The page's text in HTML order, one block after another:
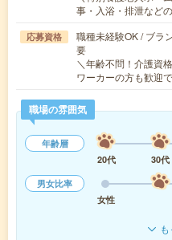
事・入浴・排泄など
応募資格
職種未経験OK / ブラ
要
＼年齢不問！介護資
ワーカーの方も歓迎
職場の雰囲気
年齢層
20代
30代
男女比率
女性